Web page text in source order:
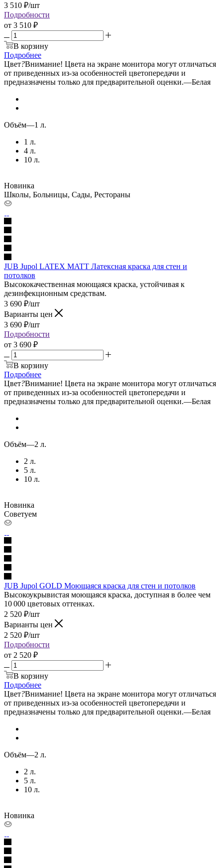
3 510 ₽/шт
Подробности
от 3 510 ₽
В корзину
Подробнее
Цвет?Внимание! Цвета на экране монитора могут отличаться
от приведенных из-за особенностей цветопередачи и
предназначены только для предварительной оценки.—Белая
Объём—1 л.
1 л.
4 л.
10 л.
Новинка
Школы, Больницы, Сады, Рестораны
JUB Jupol LATEX MATT Латексная краска для стен и
потолков
Высококачественная моющаяся краска, устойчивая к
дезинфекционным средствам.
3 690 ₽/шт
Варианты цен
3 690 ₽/шт
Подробности
от 3 690 ₽
В корзину
Подробнее
Цвет?Внимание! Цвета на экране монитора могут отличаться
от приведенных из-за особенностей цветопередачи и
предназначены только для предварительной оценки.—Белая
Объём—2 л.
2 л.
5 л.
10 л.
Новинка
Советуем
JUB Jupol GOLD Моющаяся краска для стен и потолков
Высокоукрывистая моющаяся краска, доступная в более чем
10 000 цветовых оттенках.
2 520 ₽/шт
Варианты цен
2 520 ₽/шт
Подробности
от 2 520 ₽
В корзину
Подробнее
Цвет?Внимание! Цвета на экране монитора могут отличаться
от приведенных из-за особенностей цветопередачи и
предназначены только для предварительной оценки.—Белая
Объём—2 л.
2 л.
5 л.
10 л.
Новинка